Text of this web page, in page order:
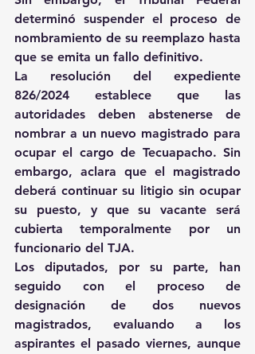
determinó suspender el proceso de
nombramiento de su reemplazo hasta
que se emita un fallo definitivo.
La resolución del expediente
826/2024 establece que las
autoridades deben abstenerse de
nombrar a un nuevo magistrado para
ocupar el cargo de Tecuapacho. Sin
embargo, aclara que el magistrado
deberá continuar su litigio sin ocupar
su puesto, y que su vacante será
cubierta temporalmente por un
funcionario del TJA.
Los diputados, por su parte, han
seguido con el proceso de
designación de dos nuevos
magistrados, evaluando a los
aspirantes el pasado viernes, aunque